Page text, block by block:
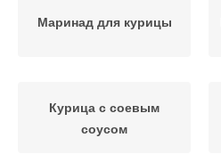
Маринад для курицы
Курица с соевым
соусом